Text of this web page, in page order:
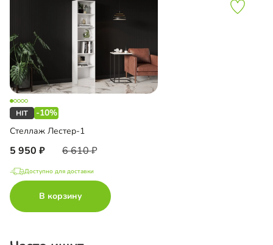
-10%
Стеллаж Лестер-1
5 950 6 610
Доступно для доставки
В корзину